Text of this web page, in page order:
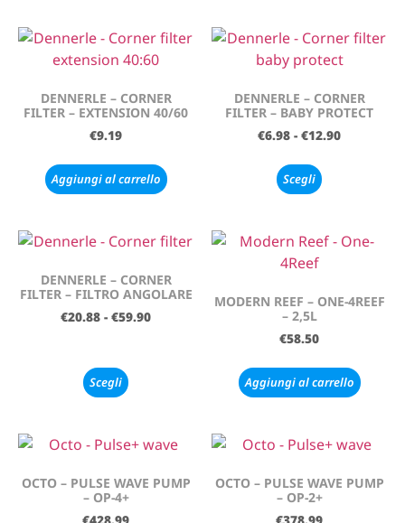
DENNERLE – CORNER
FILTER – EXTENSION 40/60
€9.19
Aggiungi al carrello
DENNERLE – CORNER
FILTER – BABY PROTECT
€6.98 - €12.90
Scegli
DENNERLE – CORNER
FILTER – FILTRO ANGOLARE
€20.88 - €59.90
Scegli
MODERN REEF – ONE-4REEF
– 2,5L
€58.50
Aggiungi al carrello
OCTO – PULSE WAVE PUMP
– OP-4+
OCTO – PULSE WAVE PUMP
– OP-2+